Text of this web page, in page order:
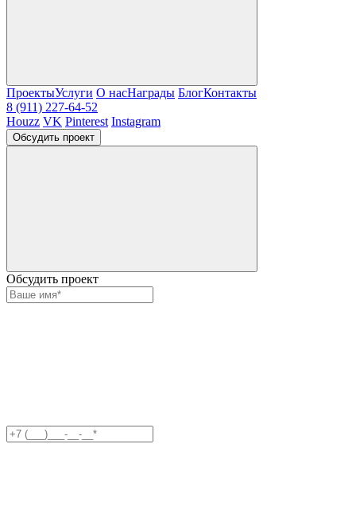
ПроектыУслуги О насНаграды БлогКонтакты
8 (911) 227-64-52
Houzz VK Pinterest Instagram
Обсудить проект
Обсудить проект